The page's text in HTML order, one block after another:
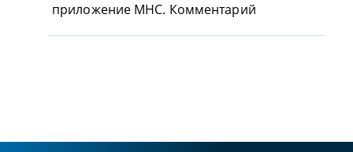
приложение МНС. Комментарий